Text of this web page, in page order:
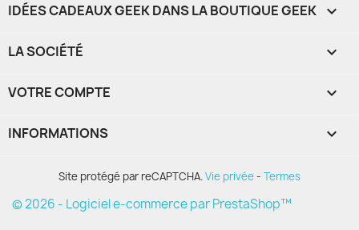
IDÉES CADEAUX GEEK DANS LA BOUTIQUE GEEK 
LA SOCIÉTÉ 
VOTRE COMPTE 
INFORMATIONS keyboard_arrow_down
Site protégé par reCAPTCHA. Vie privée- Termes
© 2026 - Logiciel e-commerce par PrestaShop™